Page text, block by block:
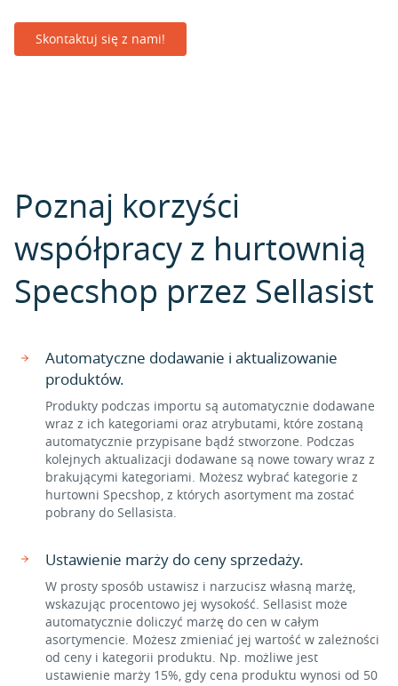
Skontaktuj się z nami!
Poznaj korzyści
współpracy z hurtownią
Specshop przez Sellasist
Automatyczne dodawanie i aktualizowanie
produktów.
Produkty podczas importu są automatycznie dodawane
wraz z ich kategoriami oraz atrybutami, które zostaną
automatycznie przypisane bądź stworzone. Podczas
kolejnych aktualizacji dodawane są nowe towary wraz z
brakującymi kategoriami. Możesz wybrać kategorie z
hurtowni Specshop, z których asortyment ma zostać
pobrany do Sellasista.
Ustawienie marży do ceny sprzedaży.
W prosty sposób ustawisz i narzucisz własną marżę,
wskazując procentowo jej wysokość. Sellasist może
automatycznie doliczyć marżę do cen w całym
asortymencie. Możesz zmieniać jej wartość w zależności
od ceny i kategorii produktu. Np. możliwe jest
ustawienie marży 15%, gdy cena produktu wynosi od 50